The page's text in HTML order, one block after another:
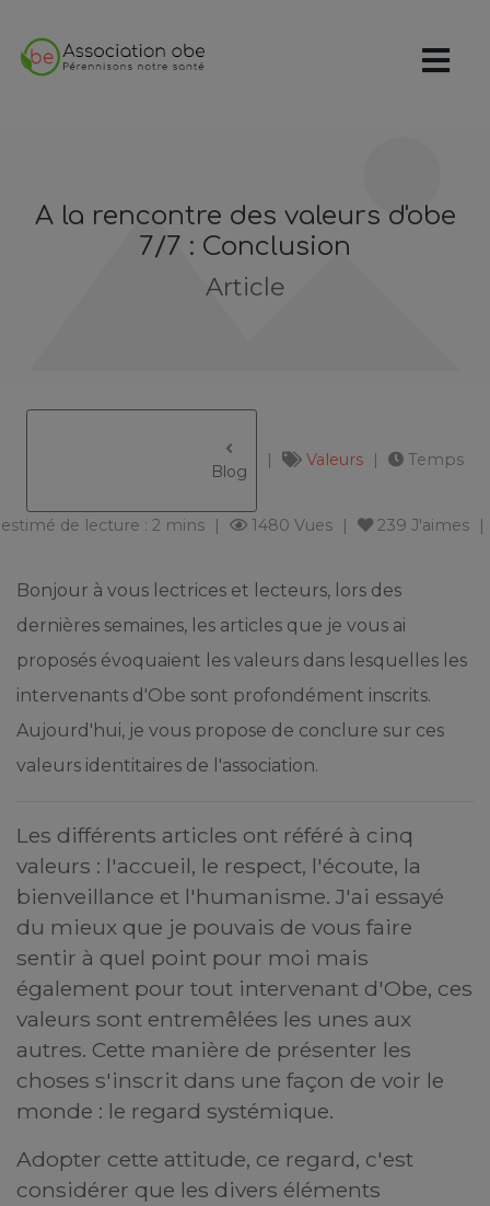
A la rencontre des valeurs d'obe
7/7 : Conclusion
Article
Valeurs Temps
estimé de lecture : 2 mins 1480 Vues 239 J'aimes
Bonjour à vous lectrices et lecteurs, lors des
dernières semaines, les articles que je vous ai
proposés évoquaient les valeurs dans lesquelles les
intervenants d'Obe sont profondément inscrits.
Aujourd'hui, je vous propose de conclure sur ces
valeurs identitaires de l'association.
Les différents articles ont référé à cinq
valeurs : l'accueil, le respect, l'écoute, la
bienveillance et l'humanisme. J'ai essayé
du mieux que je pouvais de vous faire
sentir à quel point pour moi mais
également pour tout intervenant d'Obe, ces
valeurs sont entremêlées les unes aux
autres. Cette manière de présenter les
choses s'inscrit dans une façon de voir le
monde : le regard systémique.
Adopter cette attitude, ce regard, c'est
considérer que les divers éléments